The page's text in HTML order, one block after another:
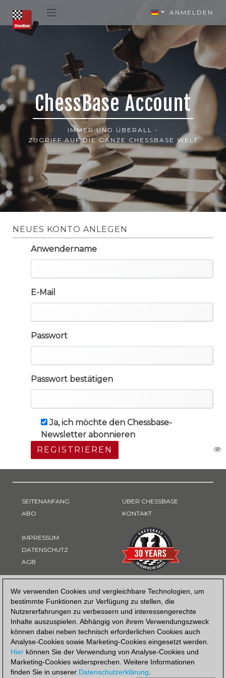
Wir verwenden Cookies und vergleichbare Technologien, um
bestimmte Funktionen zur Verfügung zu stellen, die
Nutzererfahrungen zu verbessern und interessengerechte
Inhalte auszuspielen. Abhängig von ihrem Verwendungszweck
können dabei neben technisch erforderlichen Cookies auch
Analyse-Cookies sowie Marketing-Cookies eingesetzt werden.
Hier können Sie der Verwendung von Analyse-Cookies und
Marketing-Cookies widersprechen. Weitere Informationen
finden Sie in unserer Datenschutzerklärung.
ANMELDEN
ChessBase Account
IMMER UND ÜBERALL -
ZUGRIFF AUF DIE GANZE CHESSBASE WELT
NEUES KONTO ANLEGEN
Anwendername
E-Mail
Passwort
Passwort bestätigen
Ja, ich möchte den Chessbase-
Newsletter abonnieren
REGISTRIEREN
SEITENANFANG
ABO
IMPRESSUM
DATENSCHUTZ
AGB
ÜBER CHESSBASE
KONTAKT
ZAHLUNGSART